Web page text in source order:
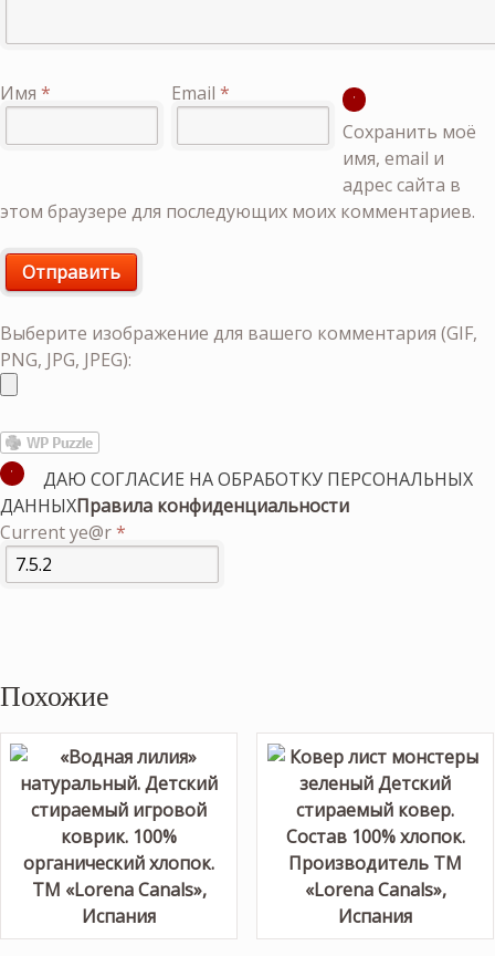
Имя * Email *
Сохранить моё
имя, email и
адрес сайта в
этом браузере для последующих моих комментариев.
Выберите изображение для вашего комментария (GIF,
PNG, JPG, JPEG):
ДАЮ СОГЛАСИЕ НА ОБРАБОТКУ ПЕРСОНАЛЬНЫХ
ДАННЫХПравила конфиденциальности
Current ye@r*
Похожие